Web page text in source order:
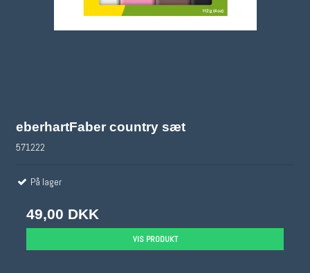
eberhartFaber country sæt
571222
På lager
49,00 DKK
VIS PRODUKT